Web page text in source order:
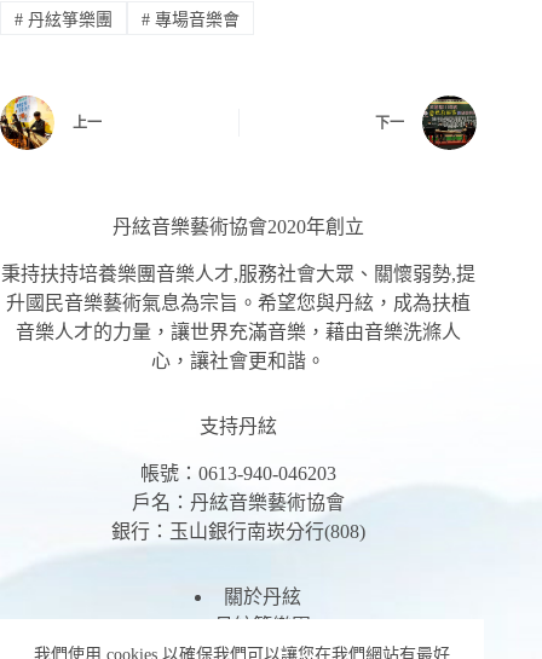
我們使用 cookies 以確保我們可以讓您在我們網站有最好
#丹絃箏樂團 #專場音樂會
上一 下一
丹絃音樂藝術協會2020年創立
秉持扶持培養樂團音樂人才,服務社會大眾、關懷弱勢,提
升國民音樂藝術氣息為宗旨。希望您與丹絃，成為扶植
音樂人才的力量，讓世界充滿音樂，藉由音樂洗滌人
心，讓社會更和諧。
支持丹絃
帳號：0613-940-046203
戶名：丹絃音樂藝術協會
銀行：玉山銀行南崁分行(808)
關於丹絃
丹絃箏樂團
活動總覽